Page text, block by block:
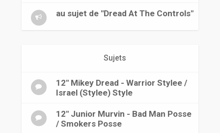
au sujet de "Dread At The Controls"
Sujets
12" Mikey Dread - Warrior Stylee /
Israel (Stylee) Style
12" Junior Murvin - Bad Man Posse
/ Smokers Posse